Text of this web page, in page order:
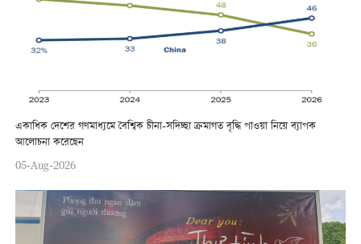
একাধিক দেশের গণমাধ্যমে বৈশ্বিক চীনা-সদিচ্ছা ক্রমাগত বৃদ্ধি পাওয়া নিয়ে ব্যাপক
আলোচনা করেছেন
05-Aug-2026